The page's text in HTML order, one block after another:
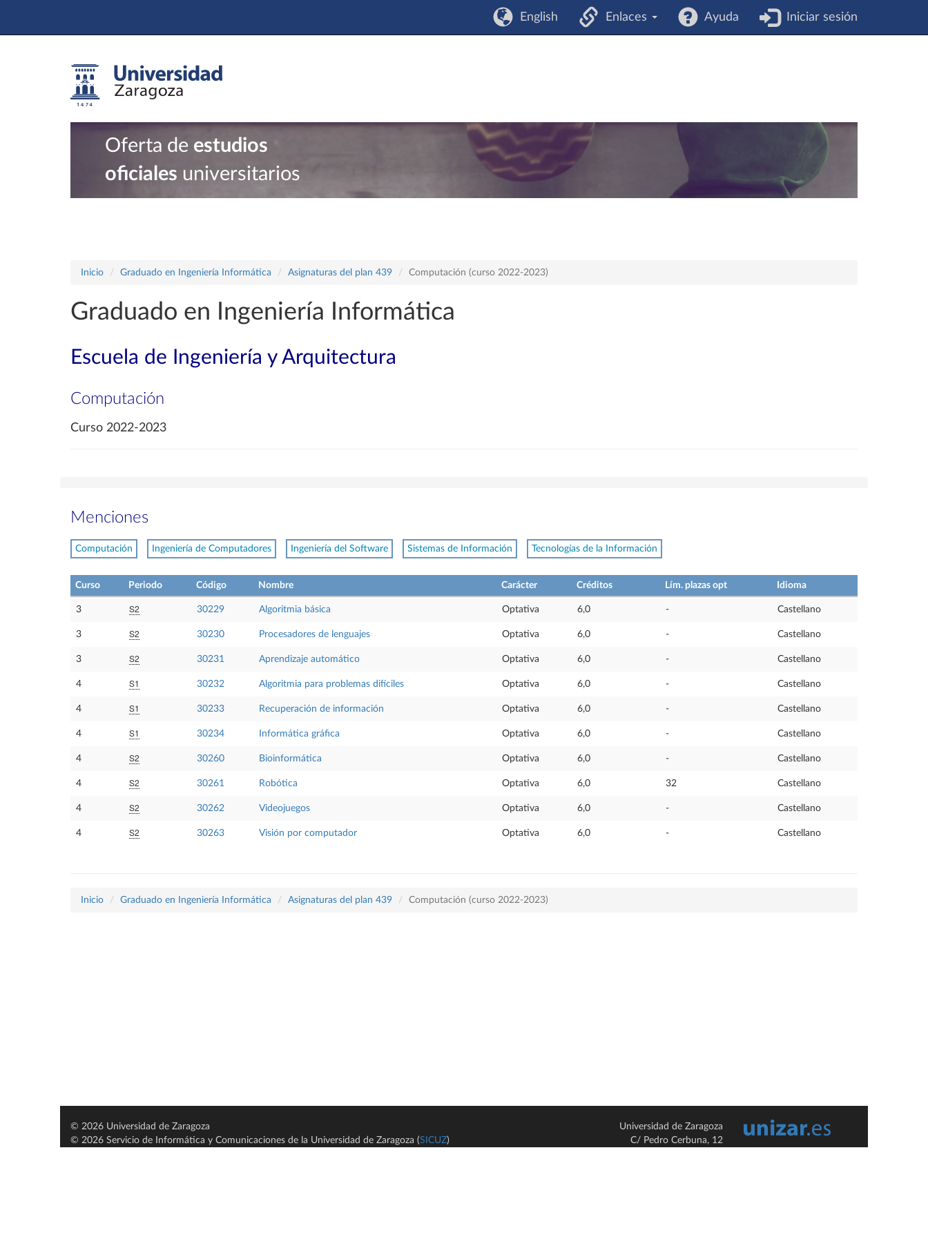
English Enlaces Ayuda Iniciar sesión
Oferta de estudios
oficiales universitarios
Inicio Graduado en Ingeniería Informática Asignaturas del plan 439 Computación (curso 2022-2023)
Graduado en Ingeniería Informática
Escuela de Ingeniería y Arquitectura
Computación
Curso 2022-2023
Menciones
Computación Ingeniería de Computadores Ingeniería del Software Sistemas de Información Tecnologías de la Información
Curso Periodo Código Nombre Carácter Créditos Lím. plazas opt Idioma
3 S2 30229 Algoritmia básica Optativa 6,0 - Castellano
3 S2 30230 Procesadores de lenguajes Optativa 6,0 - Castellano
3 S2 30231 Aprendizaje automático Optativa 6,0 - Castellano
4 S1 30232 Algoritmia para problemas difíciles Optativa 6,0 - Castellano
4 S1 30233 Recuperación de información Optativa 6,0 - Castellano
4 S1 30234 Informática gráfica Optativa 6,0 - Castellano
4 S2 30260 Bioinformática Optativa 6,0 - Castellano
4 S2 30261 Robótica Optativa 6,0 32 Castellano
4 S2 30262 Videojuegos Optativa 6,0 - Castellano
4 S2 30263 Visión por computador Optativa 6,0 - Castellano
Inicio Graduado en Ingeniería Informática Asignaturas del plan 439 Computación (curso 2022-2023)
© 2026 Universidad de Zaragoza
© 2026 Servicio de Informática y Comunicaciones de la Universidad de Zaragoza (SICUZ)
Universidad de Zaragoza
C/ Pedro Cerbuna, 12